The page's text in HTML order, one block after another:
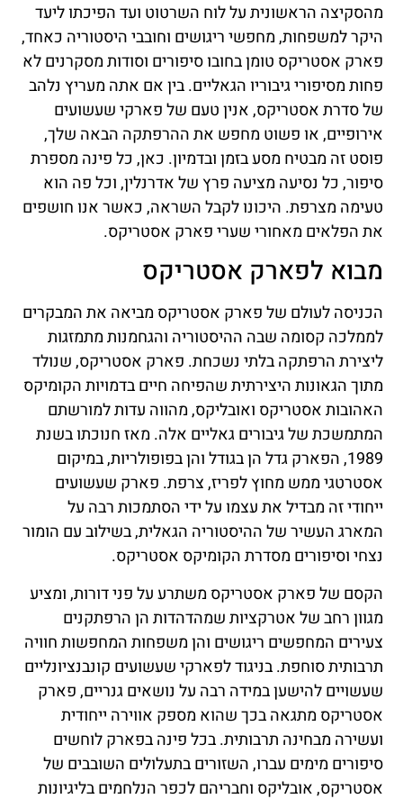
מהסקיצה הראשונית על לוח השרטוט ועד הפיכתו ליעד
היקר למשפחות, מחפשי ריגושים וחובבי היסטוריה כאחד,
פארק אסטריקס טומן בחובו סיפורים וסודות מסקרנים לא
פחות מסיפורי גיבוריו הגאליים. בין אם אתה מעריץ נלהב
של סדרת אסטריקס, אנין טעם של פארקי שעשועים
אירופיים, או פשוט מחפש את ההרפתקה הבאה שלך,
פוסט זה מבטיח מסע בזמן ובדמיון. כאן, כל פינה מספרת
סיפור, כל נסיעה מציעה פרץ של אדרנלין, וכל פה הוא
טעימה מצרפת. היכונו לקבל השראה, כאשר אנו חושפים
את הפלאים מאחורי שערי פארק אסטריקס.
מבוא לפארק אסטריקס
הכניסה לעולם של פארק אסטריקס מביאה את המבקרים
לממלכה קסומה שבה ההיסטוריה והגחמנות מתמזגות
ליצירת הרפתקה בלתי נשכחת. פארק אסטריקס, שנולד
מתוך הגאונות היצירתית שהפיחה חיים בדמויות הקומיקס
האהובות אסטריקס ואובליקס, מהווה עדות למורשתם
המתמשכת של גיבורים גאליים אלה. מאז חנוכתו בשנת
1989, הפארק גדל הן בגודל והן בפופולריות, במיקום
אסטרטגי ממש מחוץ לפריז, צרפת. פארק שעשועים
ייחודי זה מבדיל את עצמו על ידי הסתמכות רבה על
המארג העשיר של ההיסטוריה הגאלית, בשילוב עם הומור
נצחי וסיפורים מסדרת הקומיקס אסטריקס.
הקסם של פארק אסטריקס משתרע על פני דורות, ומציע
מגוון רחב של אטרקציות שמהדהדות הן הרפתקנים
צעירים המחפשים ריגושים והן משפחות המחפשות חוויה
תרבותית סוחפת. בניגוד לפארקי שעשועים קונבנציונליים
שעשויים להישען במידה רבה על נושאים גנריים, פארק
אסטריקס מתגאה בכך שהוא מספק אווירה ייחודית
ועשירה מבחינה תרבותית. בכל פינה בפארק לוחשים
סיפורים מימים עברו, השזורים בתעלולים השובבים של
אסטריקס, אובליקס וחבריהם לכפר הנלחמים בליגיונות